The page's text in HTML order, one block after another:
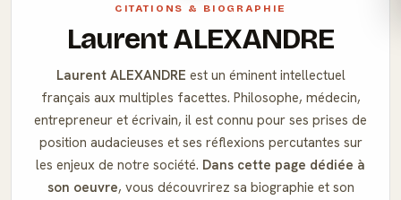
CITATIONS & BIOGRAPHIE
Laurent ALEXANDRE
Laurent ALEXANDRE est un éminent intellectuel
français aux multiples facettes. Philosophe, médecin,
entrepreneur et écrivain, il est connu pour ses prises de
position audacieuses et ses réflexions percutantes sur
les enjeux de notre société. Dans cette page dédiée à
son oeuvre, vous découvrirez sa biographie et son